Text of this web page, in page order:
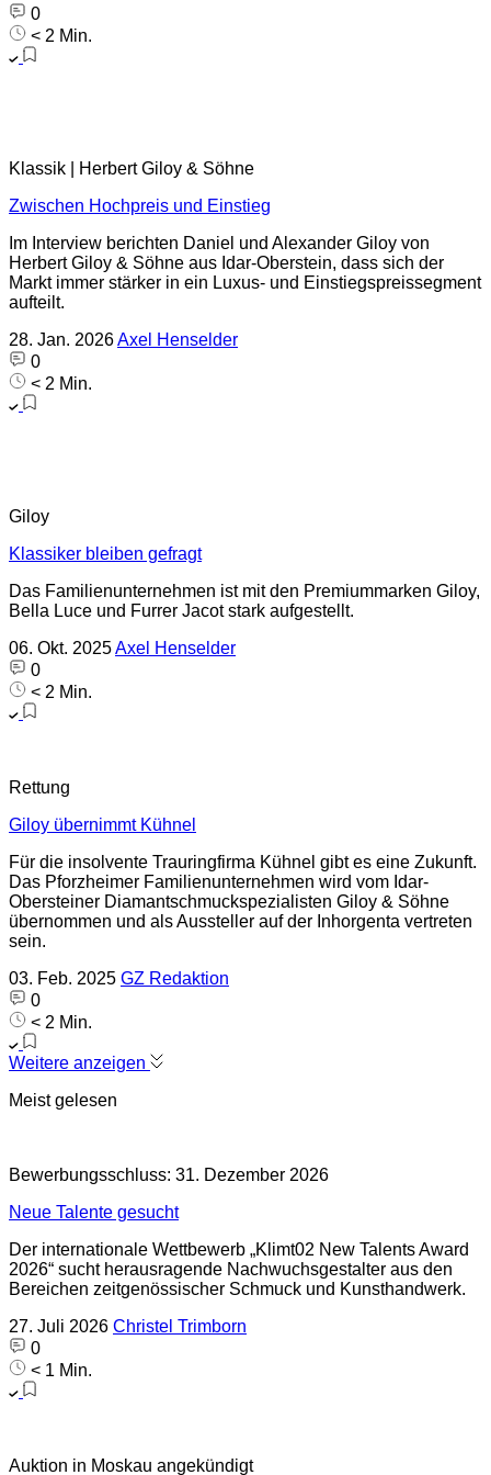
0
< 2 Min.
Klassik | Herbert Giloy & Söhne
Zwischen Hochpreis und Einstieg
Im Interview berichten Daniel und Alexander Giloy von
Herbert Giloy & Söhne aus Idar-Oberstein, dass sich der
Markt immer stärker in ein Luxus- und Einstiegspreissegment
aufteilt.
28. Jan. 2026Axel Henselder
0
< 2 Min.
Giloy
Klassiker bleiben gefragt
Das Familienunternehmen ist mit den Premiummarken Giloy,
Bella Luce und Furrer Jacot stark aufgestellt.
06. Okt. 2025Axel Henselder
0
< 2 Min.
Rettung
Giloy übernimmt Kühnel
Für die insolvente Trauringfirma Kühnel gibt es eine Zukunft.
Das Pforzheimer Familienunternehmen wird vom Idar-
Obersteiner Diamantschmuckspezialisten Giloy & Söhne
übernommen und als Aussteller auf der Inhorgenta vertreten
sein.
03. Feb. 2025 GZ Redaktion
0
< 2 Min.
Weitere anzeigen
Meist gelesen
Bewerbungsschluss: 31. Dezember 2026
Neue Talente gesucht
Der internationale Wettbewerb „Klimt02 New Talents Award
2026“ sucht herausragende Nachwuchsgestalter aus den
Bereichen zeitgenössischer Schmuck und Kunsthandwerk.
27. Juli 2026 Christel Trimborn
0
< 1 Min.
Auktion in Moskau angekündigt